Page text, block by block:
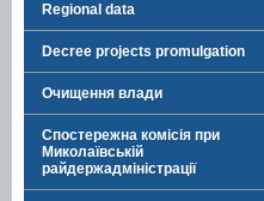
Regional data
Decree projects promulgation
Очищення влади
Спостережна комісія при
Миколаївській
райдержадміністрації